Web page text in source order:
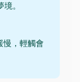
。
慢，輕觸會